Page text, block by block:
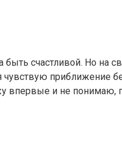
быть счастливой. Но на
чувствую приближение
впервые и не понимаю,